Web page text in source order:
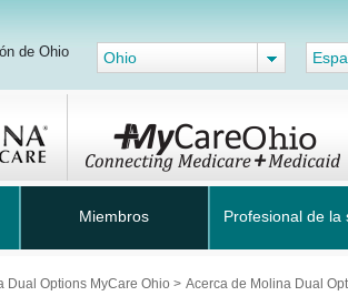
de Ohio Ohio
Miembros Profesional de la
Dual Options MyCare Ohio > Acerca de Molina Dual